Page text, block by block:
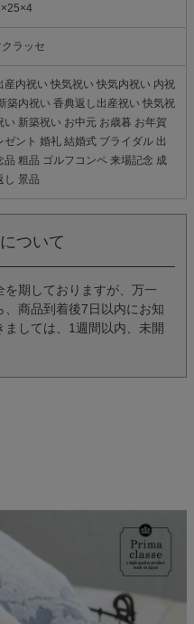
ラッセ
産内祝い 快気祝い 快気内祝い 内祝
築内祝い 香典返し出産祝い 快気祝
い 新築祝い お中元 お歳暮 お年賀
ゼント 婚礼 結婚式 ブライダル 出
品 粗品 ゴルフコンペ 来場記念 成
し 景品
ついて
期しておりますが、万一
商品到着後7日以内にお知
しては、1週間以内、未開